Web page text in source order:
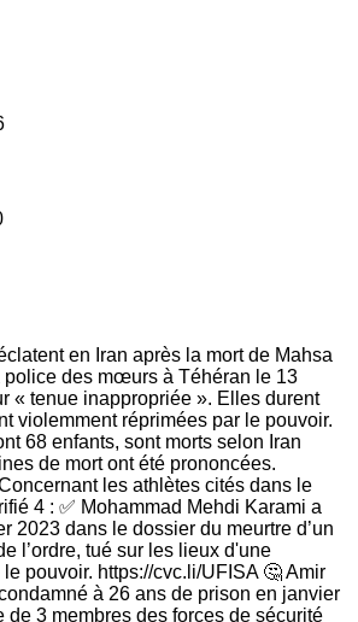
en Iran après la mort de Mahsa
police des mœurs à Téhéran le 13
« tenue inappropriée ». Elles durent
violemment réprimées par le pouvoir.
68 enfants, sont morts selon Iran
de mort ont été prononcées.
les athlètes cités dans le
4 : ✅ Mohammad Mehdi Karami a
2023 dans le dossier du meurtre d’un
l’ordre, tué sur les lieux d'une
pouvoir. https://cvc.li/UFISA 🤔 Amir
à 26 ans de prison en janvier
de 3 membres des forces de sécurité